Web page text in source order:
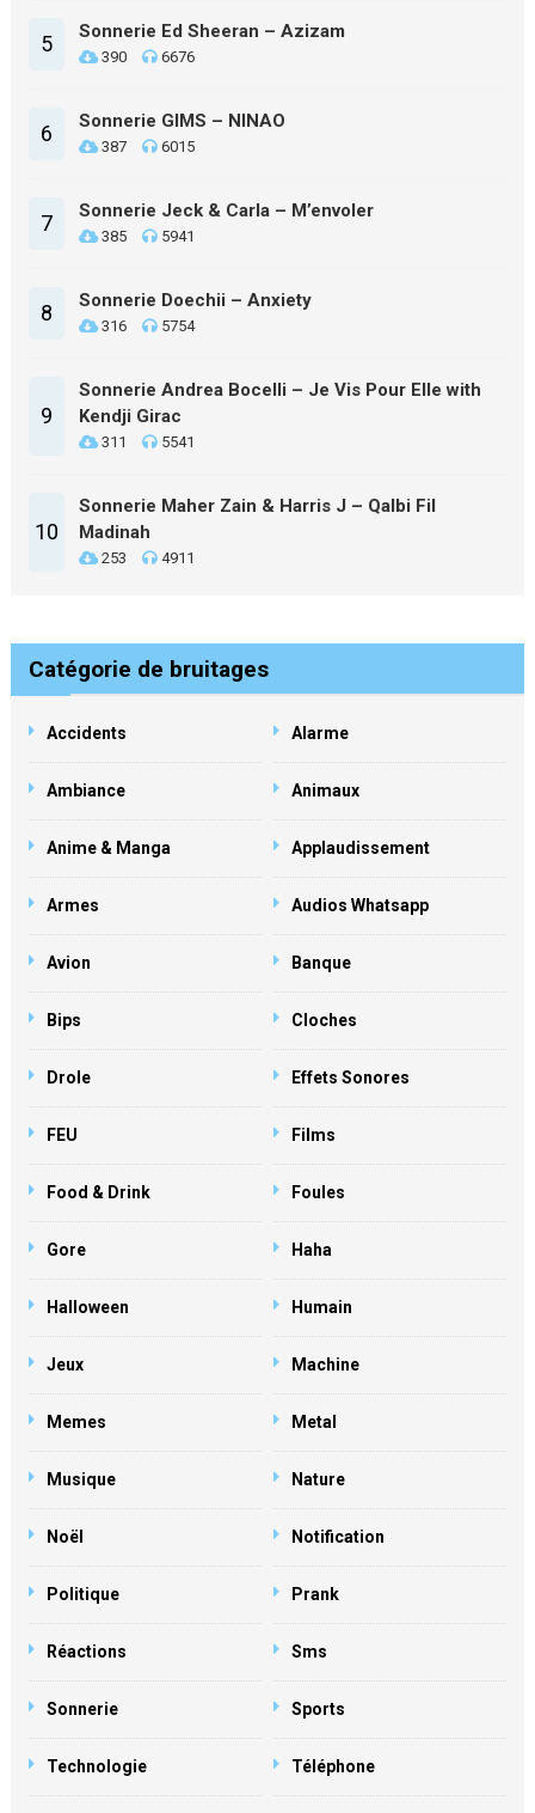
5 Sonnerie Ed Sheeran – Azizam
390 6676
6 Sonnerie GIMS – NINAO
387 6015
7 Sonnerie Jeck & Carla – M’envoler
385 5941
8 Sonnerie Doechii – Anxiety
316 5754
9
Sonnerie Andrea Bocelli – Je Vis Pour Elle with
Kendji Girac
311 5541
10
Sonnerie Maher Zain & Harris J – Qalbi Fil
Madinah
253 4911
Catégorie de bruitages
Accidents Alarme
Ambiance Animaux
Anime & Manga Applaudissement
Armes Audios Whatsapp
Avion Banque
Bips Cloches
Drole Effets Sonores
FEU Films
Food & Drink Foules
Gore Haha
Halloween Humain
Jeux Machine
Memes Metal
Musique Nature
Noël Notification
Politique Prank
Réactions Sms
Sonnerie Sports
Technologie Téléphone